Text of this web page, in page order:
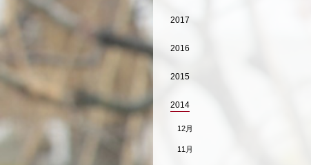
2017
2016
2015
2014
12月
11月